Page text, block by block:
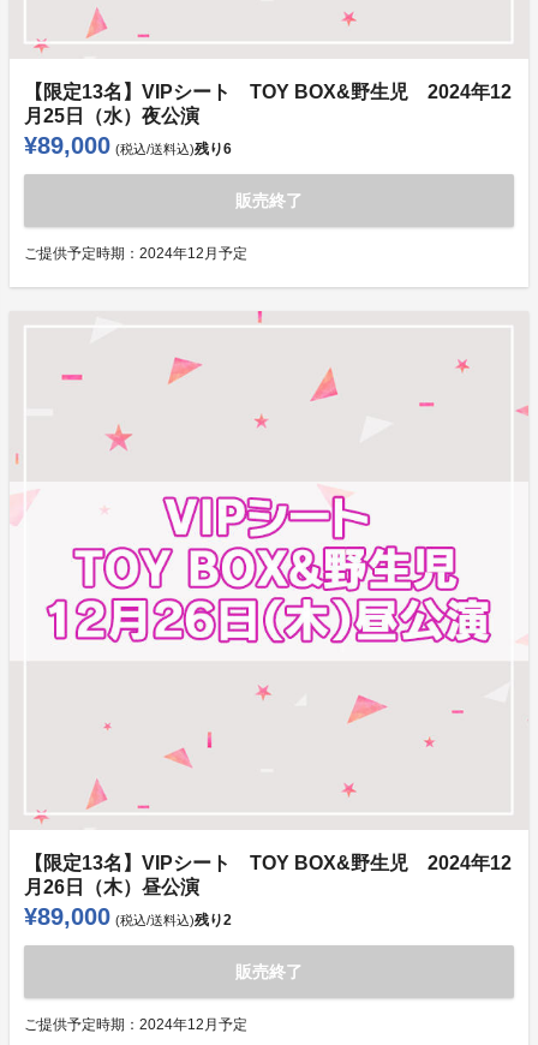
【限定13名】VIPシート TOY BOX&野生児 2024年12
月25日（水）夜公演
¥89,000 (税込/送料込)残り6
販売終了
ご提供予定時期： 2024年12月予定
【限定13名】VIPシート TOY BOX&野生児 2024年12
月26日（木）昼公演
¥89,000 (税込/送料込)残り2
販売終了
ご提供予定時期： 2024年12月予定